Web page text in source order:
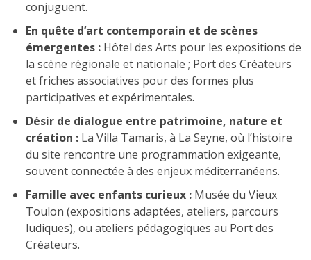
conjuguent.
En quête d’art contemporain et de scènes
émergentes : Hôtel des Arts pour les expositions de
la scène régionale et nationale ; Port des Créateurs
et friches associatives pour des formes plus
participatives et expérimentales.
Désir de dialogue entre patrimoine, nature et
création : La Villa Tamaris, à La Seyne, où l’histoire
du site rencontre une programmation exigeante,
souvent connectée à des enjeux méditerranéens.
Famille avec enfants curieux : Musée du Vieux
Toulon (expositions adaptées, ateliers, parcours
ludiques), ou ateliers pédagogiques au Port des
Créateurs.